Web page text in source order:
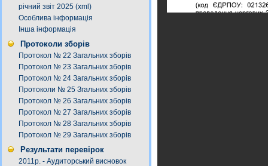
річний звіт 2025 (xml)
Особлива інформація
Інша інформація
Протоколи зборів
Протокол № 22 Загальних зборів
Протокол № 23 Загальних зборів
Протокол № 24 Загальних зборів
Протоколи № 25 Згальних зборів
Протокол № 26 Загальних зборів
Протокол № 27 Загальних зборів
Протокол № 28 Загальних зборів
Протокол № 29 Загальних зборів
Результати перевірок
2011р. - Аудиторський висновок